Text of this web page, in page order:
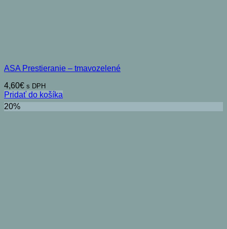
ASA Prestieranie – tmavozelené
4,60€ s DPH
Pridať do košíka
20%